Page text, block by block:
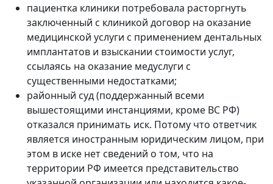
пациентка клиники потребовала расторгнуть
заключенный с клиникой договор на оказание
медицинской услуги с применением дентальных
имплантатов и взыскании стоимости услуг,
ссылаясь на оказание медуслуги с
существенными недостатками;
районный суд (поддержанный всеми
вышестоящими инстанциями, кроме ВС РФ)
отказался принимать иск. Потому что ответчик
является иностранным юридическим лицом, при
этом в иске нет сведений о том, что на
территории РФ имеется представительство